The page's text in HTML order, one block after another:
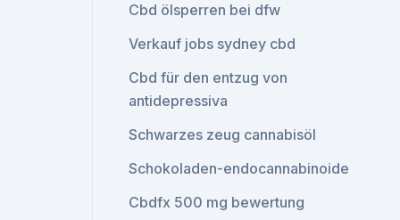
Cbd ölsperren bei dfw
Verkauf jobs sydney cbd
Cbd für den entzug von
antidepressiva
Schwarzes zeug cannabisöl
Schokoladen-endocannabinoide
Cbdfx 500 mg bewertung